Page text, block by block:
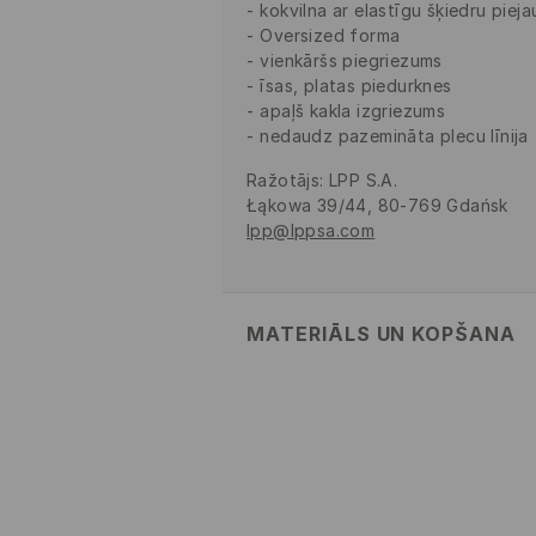
kokvilna ar elastīgu šķiedru
Oversized forma
vienkāršs piegriezums
īsas, platas piedurknes
apaļš kakla izgriezums
nedaudz pazemināta plecu līnija
Ražotājs: LPP S.A.
Łąkowa 39/44, 80-769 Gdańsk
lpp@lppsa.com
MATERIĀLS UN KOPŠANA